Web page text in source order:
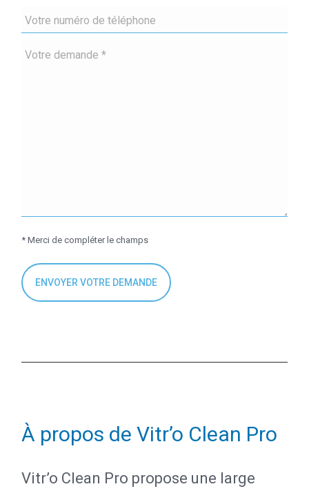
* Merci de compléter le champs
À propos de Vitr’o Clean Pro
Vitr’o Clean Pro propose une large